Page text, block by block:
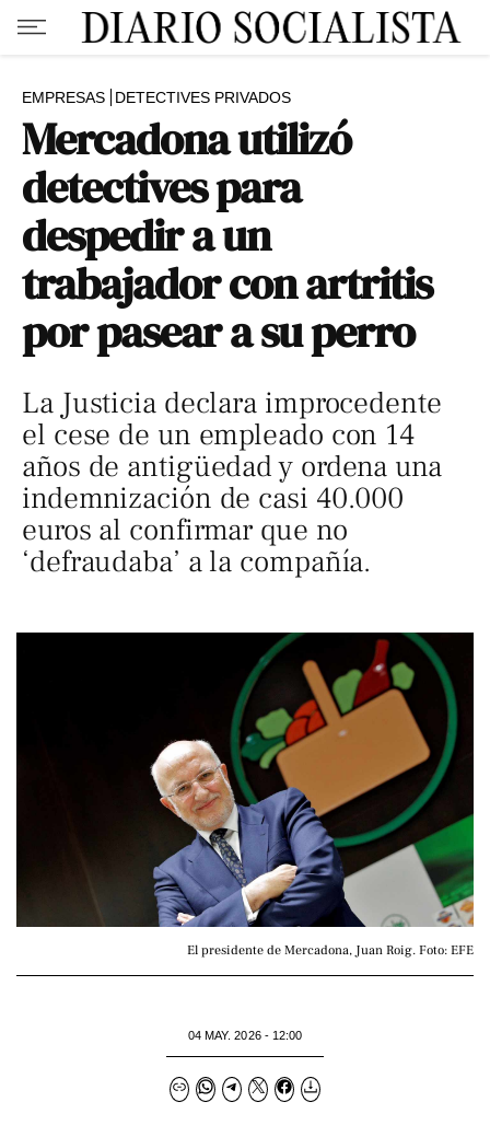
EMPRESAS DETECTIVES PRIVADOS
Mercadona utilizó
detectives para
despedir a un
trabajador con artritis
por pasear a su perro
La Justicia declara improcedente
el cese de un empleado con 14
años de antigüedad y ordena una
indemnización de casi 40.000
euros al confirmar que no
‘defraudaba’ a la compañía.
El presidente de Mercadona, Juan Roig. Foto: EFE
04 MAY. 2026 - 12:00